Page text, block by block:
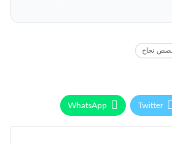
نجاح
Twitter
WhatsApp